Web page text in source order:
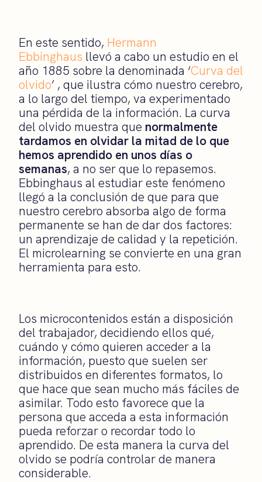
En este sentido, Hermann
Ebbinghaus llevó a cabo un estudio en el
año 1885 sobre la denominada ‘Curva del
olvido’ , que ilustra cómo nuestro cerebro,
a lo largo del tiempo, va experimentado
una pérdida de la información. La curva
del olvido muestra que normalmente
tardamos en olvidar la mitad de lo que
hemos aprendido en unos días o
semanas, a no ser que lo repasemos.
Ebbinghaus al estudiar este fenómeno
llegó a la conclusión de que para que
nuestro cerebro absorba algo de forma
permanente se han de dar dos factores:
un aprendizaje de calidad y la repetición.
El microlearning se convierte en una gran
herramienta para esto.
Los microcontenidos están a disposición
del trabajador, decidiendo ellos qué,
cuándo y cómo quieren acceder a la
información, puesto que suelen ser
distribuidos en diferentes formatos, lo
que hace que sean mucho más fáciles de
asimilar. Todo esto favorece que la
persona que acceda a esta información
pueda reforzar o recordar todo lo
aprendido. De esta manera la curva del
olvido se podría controlar de manera
considerable.